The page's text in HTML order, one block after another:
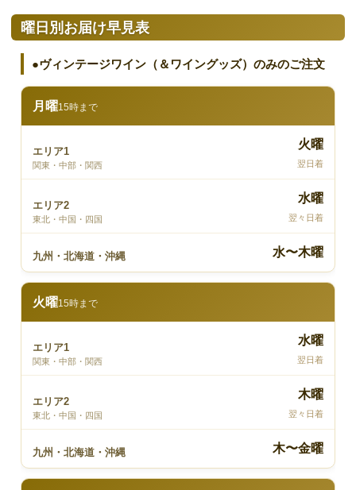
曜日別お届け早見表
●ヴィンテージワイン（＆ワイングッズ）のみのご注文
月曜15時まで
エリア1
関東・中部・関西
火曜
翌日着
エリア2
東北・中国・四国
水曜
翌々日着
九州・北海道・沖縄 水〜木曜
火曜15時まで
エリア1
関東・中部・関西
水曜
翌日着
エリア2
東北・中国・四国
木曜
翌々日着
九州・北海道・沖縄 木〜金曜